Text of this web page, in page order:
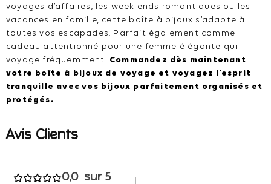
voyages d’affaires, les week-ends romantiques ou les
vacances en famille, cette boîte à bijoux s’adapte à
toutes vos escapades. Parfait également comme
cadeau attentionné pour une femme élégante qui
voyage fréquemment. Commandez dès maintenant
votre boîte à bijoux de voyage et voyagez l’esprit
tranquille avec vos bijoux parfaitement organisés et
protégés.
0,0